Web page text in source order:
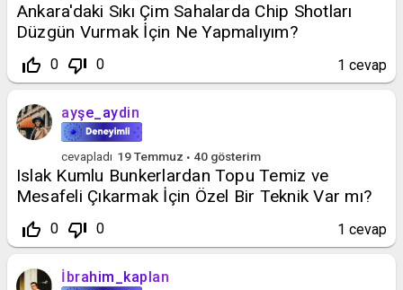
Ankara'daki Sıkı Çim Sahalarda Chip Shotları
Düzgün Vurmak İçin Ne Yapmalıyım?
thumb_up_off_alt 0 thumb_down_off_alt 0 1 cevap
ayşe_aydin
cevapladı 19 Temmuz 40 gösterim
Islak Kumlu Bunkerlardan Topu Temiz ve
Mesafeli Çıkarmak İçin Özel Bir Teknik Var mı?
thumb_up_off_alt 0 thumb_down_off_alt 0 1 cevap
İbrahim_kaplan